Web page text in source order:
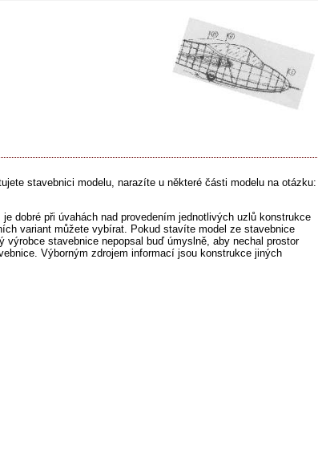
stavebnici modelu, narazíte u některé části modelu na otázku:
dobré při úvahách nad provedením jednotlivých uzlů konstrukce
variant můžete vybírat. Pokud stavíte model ze stavebnice
výrobce stavebnice nepopsal buď úmyslně, aby nechal prostor
Výborným zdrojem informací jsou konstrukce jiných